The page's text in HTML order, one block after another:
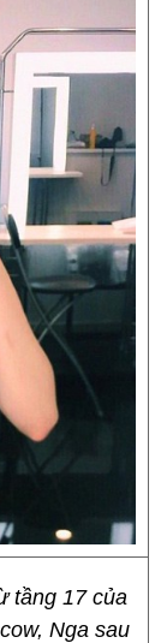
tầng 17 của
Nga sau